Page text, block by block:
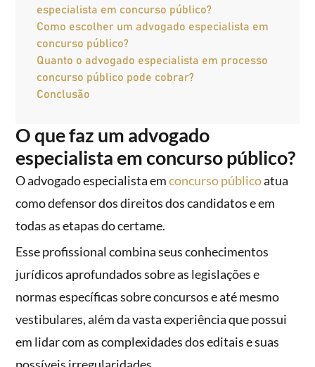
especialista em concurso público?
Como escolher um advogado especialista em
concurso público?
Quanto o advogado especialista em processo
concurso público pode cobrar?
Conclusão
O que faz um advogado
especialista em concurso público?
O advogado especialista emconcurso públicoatua
como defensor dos direitos dos candidatos e em
todas as etapas do certame.
Esse profissional combina seus conhecimentos
jurídicos aprofundados sobre as legislações e
normas específicas sobre concursos e até mesmo
vestibulares, além da vasta experiência que possui
em lidar com as complexidades dos editais e suas